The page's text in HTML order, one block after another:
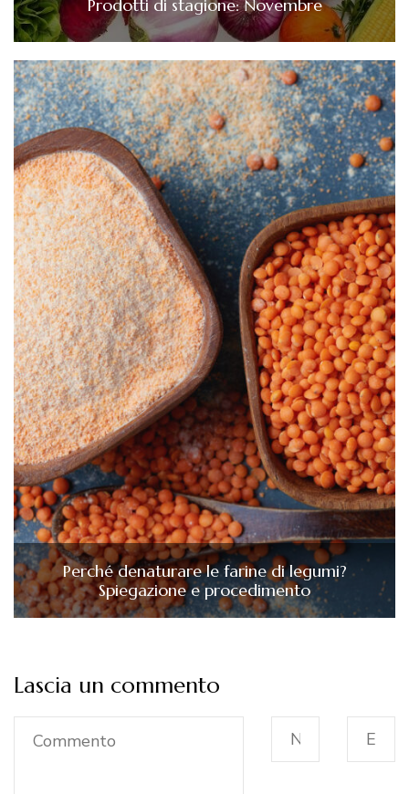
Prodotti di stagione: Novembre
Perché denaturare le farine di legumi?
Spiegazione e procedimento
Lascia un commento